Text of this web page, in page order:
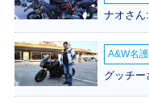
ナオさん
A&W名
グッチー